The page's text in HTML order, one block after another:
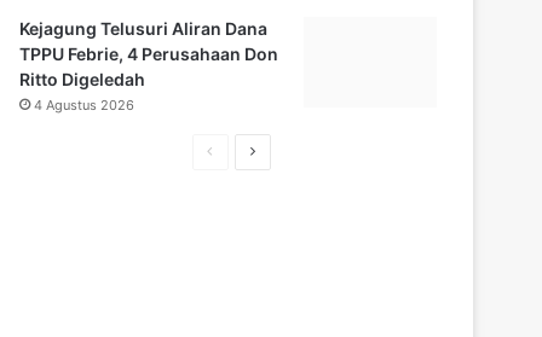
Kejagung Telusuri Aliran Dana
TPPU Febrie, 4 Perusahaan Don
Ritto Digeledah
4 Agustus 2026
H